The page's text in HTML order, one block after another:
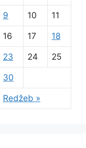
Redžeb »
9 10 11
16 17 18
23 24 25
30